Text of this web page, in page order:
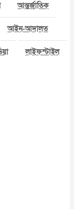
আন্তর্জাতিক
আইন-আদালত
লাইফস্টাইল